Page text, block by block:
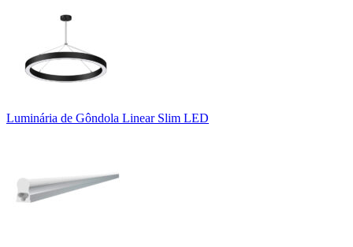
Luminária de Gôndola Linear Slim LED